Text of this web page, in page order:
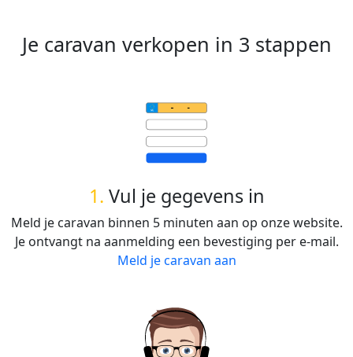
Je caravan verkopen in 3 stappen
1. Vul je gegevens in
Meld je caravan binnen 5 minuten aan op onze website.
Je ontvangt na aanmelding een bevestiging per e-mail.
Meld je caravan aan